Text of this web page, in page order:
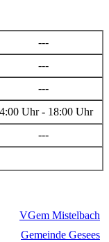
---
---
---
Uhr - 18:00 Uhr
---
VGem Mistelbach
Gemeinde Gesees